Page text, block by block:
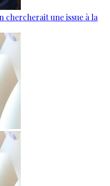
chercherait une issue à la